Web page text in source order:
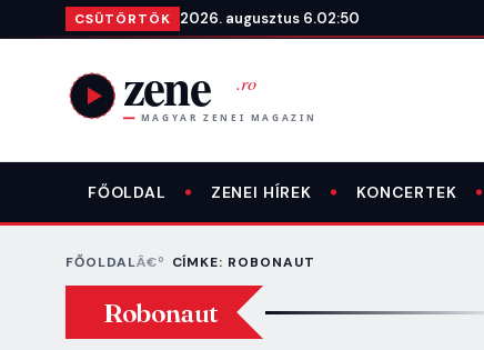
Ugrás a tartalomra
CSÜTÖRTÖK 2026. augusztus 6.02:50
FŐOLDAL ZENEI HÍREK KONCERTEK
FŐOLDAL CÍMKE: ROBONAUT
Robonaut